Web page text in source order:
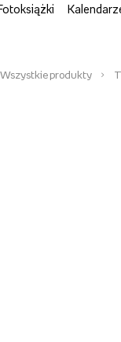
Wszystkie produkty